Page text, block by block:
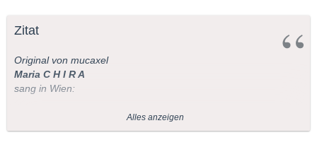
Zitat
Original von mucaxel
Maria C H I R A
sang in Wien:
Aida 10 Mal 30.04.1984 29.03.1987
Attila Odabella 9 Mal 03.06.1981 31.01.1987
Alles anzeigen